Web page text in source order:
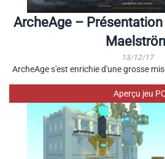
ArcheAge –
13/12/17
ArcheAge s'est enrichie d'une grosse
Aperçu jeu